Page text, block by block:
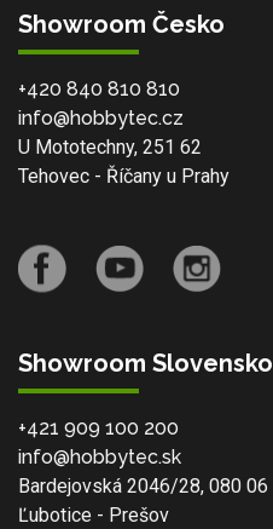
Showroom Česko
+420 840 810 810
info@hobbytec.cz
U Mototechny, 251 62
Tehovec - Říčany u Prahy
Showroom Slovensko
+421 909 100 200
info@hobbytec.sk
Bardejovská 2046/28, 080 06
Ľubotice - Prešov